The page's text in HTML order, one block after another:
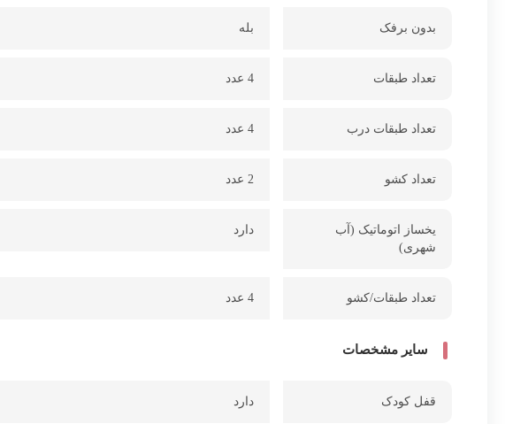
بدون برفک بله
تعداد طبقات 4 عدد
تعداد طبقات درب 4 عدد
تعداد کشو 2 عدد
یخساز اتوماتیک (آب
شهری)
دارد
تعداد طبقات/کشو 4 عدد
سایر مشخصات
قفل کودک دارد